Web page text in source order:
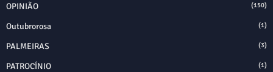
OPINIÃO (150)
Outubrorosa (1)
PALMEIRAS (3)
PATROCÍNIO (1)